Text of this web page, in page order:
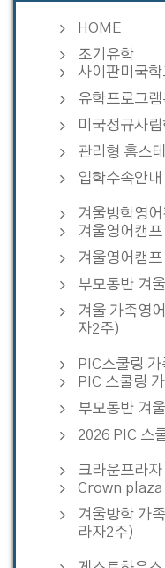
HOME
조기유학
사이판미국학
유학프로그램
미국정규사립
관리형 홈스테
입학수속안내
겨울방학영
겨울영어캠
겨울영어캠
부모동반 겨
겨울 가족영
자2주)
PIC스쿨링
PIC 스쿨링
부모동반 겨
2026 PIC 스
크라운프라
Crown plaza
겨울방학 가
라자2주)